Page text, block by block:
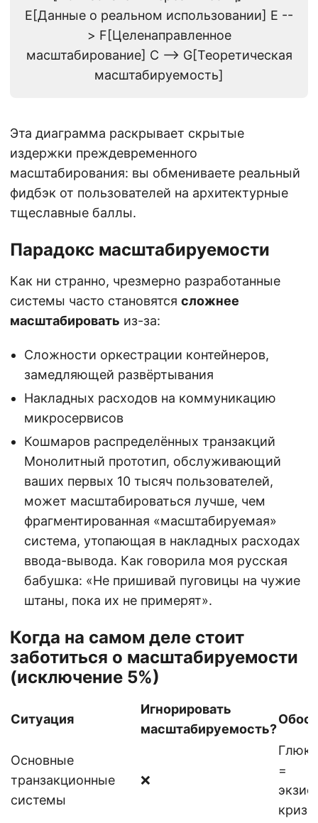
E[Данные о реальном использовании] E --
> F[Целенаправленное
масштабирование] C --> G[Теоретическая
масштабируемость]
Эта диаграмма раскрывает скрытые
издержки преждевременного
масштабирования: вы обмениваете реальный
фидбэк от пользователей на архитектурные
тщеславные баллы.
Парадокс масштабируемости
Как ни странно, чрезмерно разработанные
системы часто становятся сложнее
масштабировать из-за:
Сложности оркестрации контейнеров,
замедляющей развёртывания
Накладных расходов на коммуникацию
микросервисов
Кошмаров распределённых транзакций
Монолитный прототип, обслуживающий
ваших первых 10 тысяч пользователей,
может масштабироваться лучше, чем
фрагментированная «масштабируемая»
система, утопающая в накладных расходах
ввода-вывода. Как говорила моя русская
бабушка: «Не пришивай пуговицы на чужие
штаны, пока их не примерят».
Когда на самом деле стоит
заботиться о масштабируемости
(исключение 5%)
Ситуация
Игнорировать
масштабируемость?
Основные
транзакционные
системы
❌
=